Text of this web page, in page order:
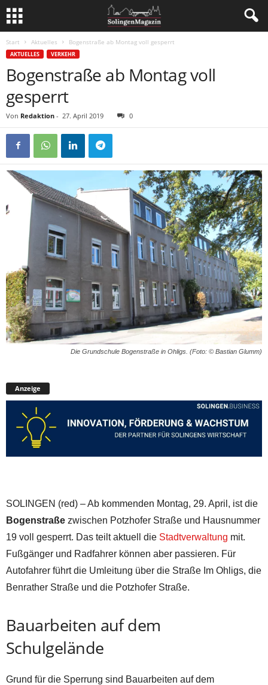
Start Aktuelles Bogenstraße ab Montag voll gesperrt
AKTUELLES VERKEHR
Bogenstraße ab Montag voll
gesperrt
Von Redaktion - 27. April 2019 0
Die Grundschule Bogenstraße in Ohligs. (Foto: © Bastian Glumm)
Anzeige
SOLINGEN (red) – Ab kommenden Montag, 29. April, ist die
Bogenstraße zwischen Potzhofer Straße und Hausnummer
19 voll gesperrt. Das teilt aktuell die Stadtverwaltung mit.
Fußgänger und Radfahrer können aber passieren. Für
Autofahrer führt die Umleitung über die Straße Im Ohligs, die
Benrather Straße und die Potzhofer Straße.
Bauarbeiten auf dem
Schulgelände
Grund für die Sperrung sind Bauarbeiten auf dem